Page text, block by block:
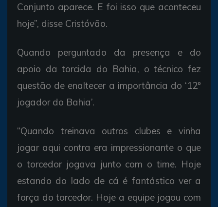
Conjunto aparece. E foi isso que aconteceu
hoje”, disse Cristóvão.
Quando perguntado da presença e do
apoio da torcida do Bahia, o técnico fez
questão de enaltecer a importância do ‘12º
jogador do Bahia’.
“Quando treinava outros clubes e vinha
jogar aqui contra era impressionante o que
o torcedor jogava junto com o time. Hoje
estando do lado de cá é fantástico ver a
força do torcedor. Hoje a equipe jogou com